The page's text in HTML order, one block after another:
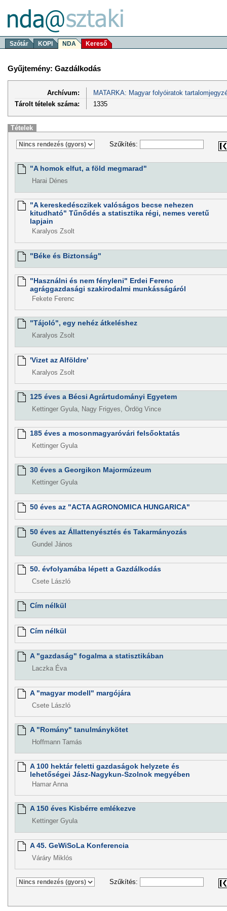
Szótár KOPI NDA Kereső
Gyűjtemény: Gazdálkodás
Archívum:
MATARKA: Magyar folyóiratok
Tárolt tételek száma:
1335
Tételek
Szűkítés:
"A homok elfut, a föld megmarad"
Harai Dénes
"A kereskedésczikek valóságos becse nehezen
kitudható" Tűnődés a statisztika régi, nemes veretű
lapjain
Karalyos Zsolt
"Béke és Biztonság"
"Használni és nem fényleni" Erdei Ferenc
agrággazdasági szakirodalmi munkásságáról
Fekete Ferenc
"Tájoló", egy nehéz átkeléshez
Karalyos Zsolt
'Vizet az Alföldre'
Karalyos Zsolt
125 éves a Bécsi Agrártudományi Egyetem
Kettinger Gyula, Nagy Frigyes, Ördög Vince
185 éves a mosonmagyaróvári felsőoktatás
Kettinger Gyula
30 éves a Georgikon Majormúzeum
Kettinger Gyula
50 éves az "ACTA AGRONOMICA HUNGARICA"
50 éves az Állattenyésztés és Takarmányozás
Gundel János
50. évfolyamába lépett a Gazdálkodás
Csete László
Cím nélkül
Cím nélkül
A "gazdaság" fogalma a statisztikában
Laczka Éva
A "magyar modell" margójára
Csete László
A "Romány" tanulmánykötet
Hoffmann Tamás
A 100 hektár feletti gazdaságok helyzete és
lehetőségei Jász-Nagykun-Szolnok megyében
Hamar Anna
A 150 éves Kisbérre emlékezve
Kettinger Gyula
A 45. GeWiSoLa Konferencia
Váráry Miklós
Szűkítés: